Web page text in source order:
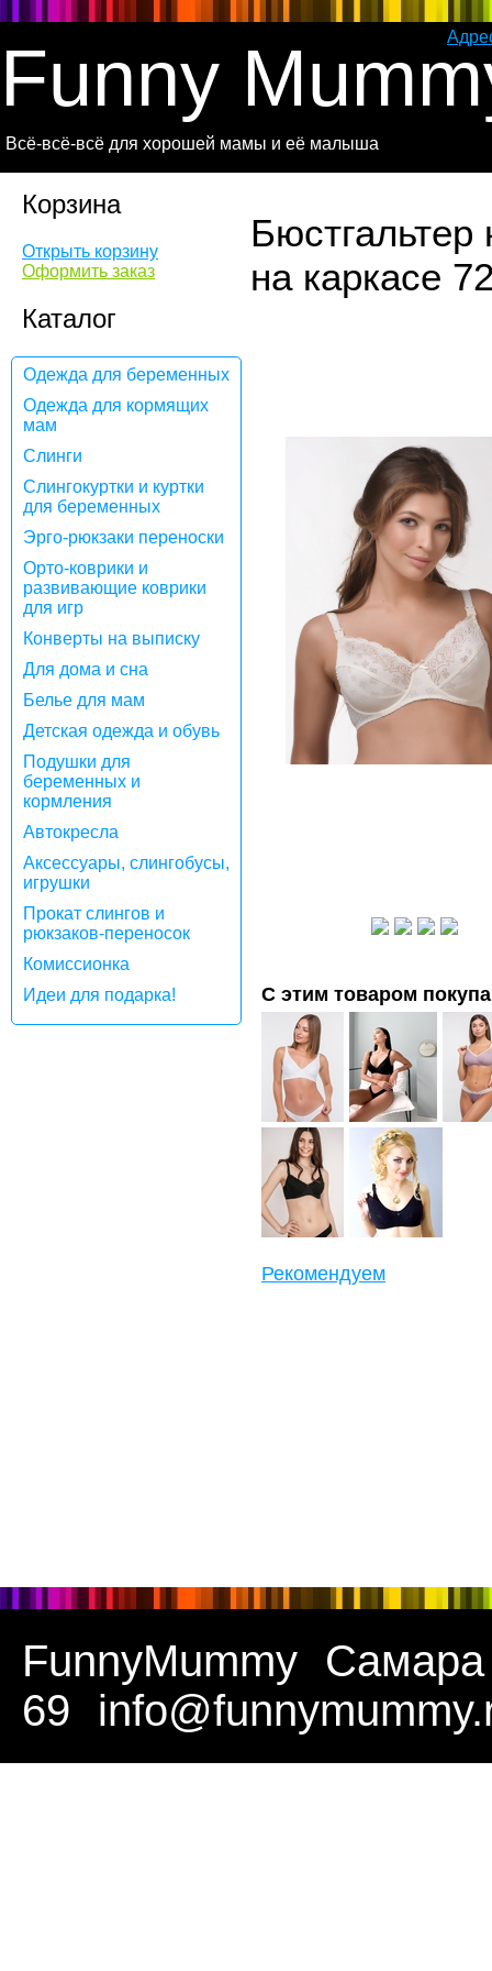
Funny
Всё-всё-всё для хорошей мамы и её малыша
Корзина
Открыть корзину
Оформить заказ
Каталог
Одежда для беременных
Одежда для кормящих
мам
Слинги
Слингокуртки и куртки
для беременных
Эрго-рюкзаки переноски
Орто-коврики и
развивающие коврики
для игр
Конверты на выписку
Для дома и сна
Белье для мам
Детская одежда и обувь
Подушки для
беременных и
кормления
Автокресла
Аксессуары, слингобусы,
игрушки
Прокат слингов и
рюкзаков-переносок
Комиссионка
Идеи для подарка!
на каркасе
С этим товаром
Рекомендуем
FunnyMummy
Самара
69